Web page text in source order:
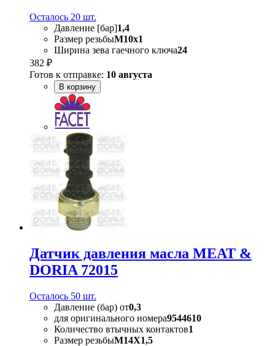
Осталось 20 шт.
Давление [бар]1,4
Размер резьбыM10x1
Ширина зева гаечного ключа24
382 ₽
Готов к отправке: 10 августа
В корзину
Датчик давления масла MEAT &
DORIA 72015
Осталось 50 шт.
Давление (бар) от0,3
для оригинального номера9544610
Количество втычных контактов1
Размер резьбыM14X1,5